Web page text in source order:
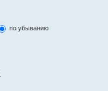
по убыванию